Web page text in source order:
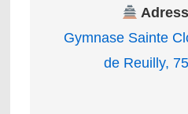
Gymnase Sainte
de Reuilly,